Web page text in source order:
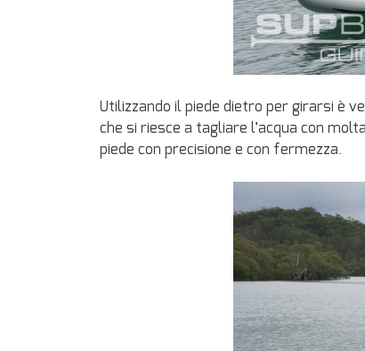
Utilizzando il piede dietro per girarsi è
che si riesce a tagliare l’acqua con
piede con precisione e con fermezza.